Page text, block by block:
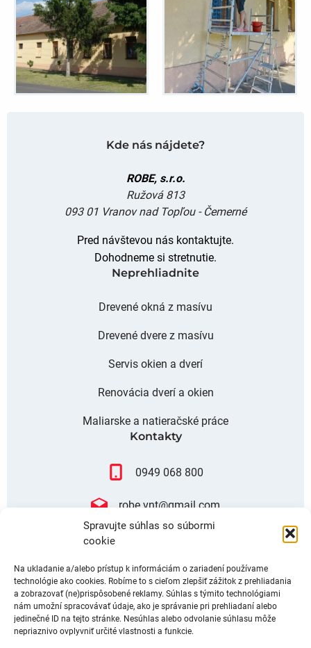
Spravujte súhlas so súbormi
cookie
Na ukladanie a/alebo prístup k informáciám o zariadení používame
technológie ako cookies. Robíme to s cieľom zlepšiť zážitok z prehliadania
a zobrazovať (ne)prispôsobené reklamy. Súhlas s týmito technológiami
nám umožní spracovávať údaje, ako je správanie pri prehliadaní alebo
jedinečné ID na tejto stránke. Nesúhlas alebo odvolanie súhlasu môže
nepriaznivo ovplyvniť určité vlastnosti a funkcie.
Kde nás nájdete?
ROBE, s.r.o.
Ružová 813
093 01 Vranov nad Topľou - Čemerné
Pred návštevou nás kontaktujte.
Dohodneme si stretnutie.
Kontakty
0949 068 800
robe.vnt@gmail.com
Neprehliadnite
Drevené okná z masívu
Drevené dvere z masívu
Servis okien a dverí
Renovácia dverí a okien
Maliarske a natieračské práce
Sledujte nás
Instagram